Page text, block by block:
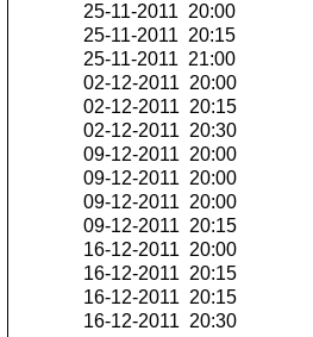
25-11-2011 20:00
25-11-2011 20:15
25-11-2011 21:00
02-12-2011 20:00
02-12-2011 20:15
02-12-2011 20:30
09-12-2011 20:00
09-12-2011 20:00
09-12-2011 20:00
09-12-2011 20:15
16-12-2011 20:00
16-12-2011 20:15
16-12-2011 20:15
16-12-2011 20:30